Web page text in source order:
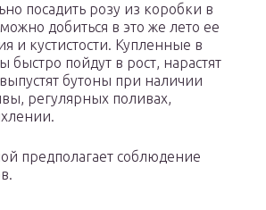
посадить розу из коробки в
добиться в это же лето ее
и кустистости. Купленные в
быстро пойдут в рост, нарастят
бутоны при наличии
регулярных поливах,
предполагает соблюдение